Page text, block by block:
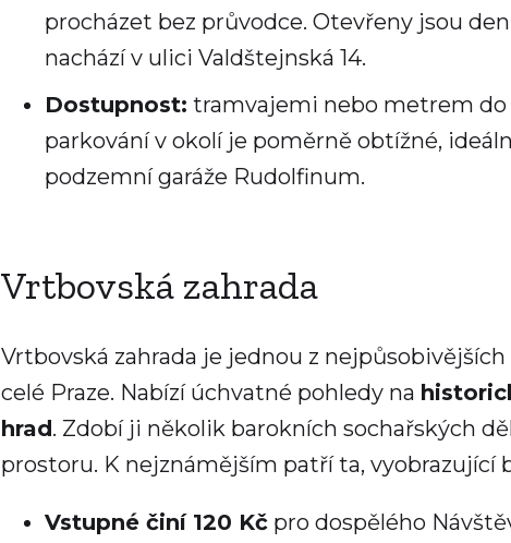
procházet bez průvodce. Otevřeny jsou
nachází v ulici Valdštejnská 14.
Dostupnost: tramvajemi nebo metrem do
parkování v okolí je poměrně obtížné,
podzemní garáže Rudolfinum.
Vrtbovská zahrada
Vrtbovská zahrada je jednou z
celé Praze. Nabízí úchvatné pohledy na
hrad. Zdobí ji několik barokních sochařských
prostoru. K nejznámějším patří ta, vyobrazující
Vstupné činí 120 Kč pro dospělého